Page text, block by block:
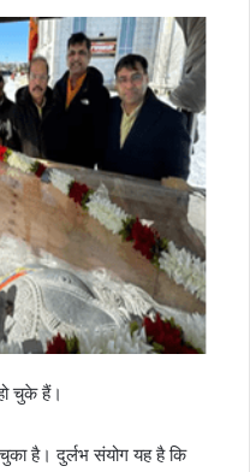
चुके हैं।
चुका है। दुर्लभ संयोग यह है कि